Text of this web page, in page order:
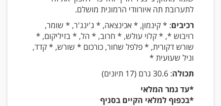
לתערובת תה איורוודי הרמונית מושלם.
רכיבים: * קינמון, * אכינצאה, * ג'ינג'ר, * שומר,
רויבוש *, * קלוי עולש, * חרוב, * הל, * בזיליקום, *
שורש דקורית, * פלפל שחור, כורכום * שורש, * קדד,
וניל שעועית *
תכולה: 30.6 גרם (17 תיונים)
*עד גמר המלאי
*בכפוף למלאי הקיים בסניף